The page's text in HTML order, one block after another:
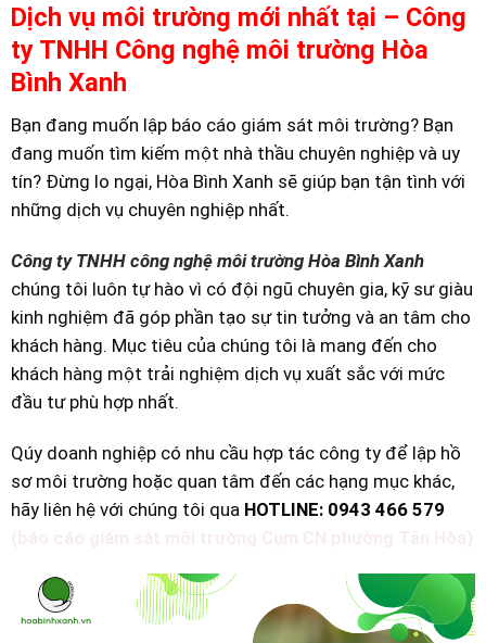
Dịch vụ môi trường mới nhất tại – Công
ty TNHH Công nghệ môi trường Hòa
Bình Xanh
Bạn đang muốn lập báo cáo giám sát môi trường? Bạn
đang muốn tìm kiếm một nhà thầu chuyên nghiệp và uy
tín? Đừng lo ngại, Hòa Bình Xanh sẽ giúp bạn tận tình với
những dịch vụ chuyên nghiệp nhất.
Công ty TNHH công nghệ môi trường Hòa Bình Xanh
chúng tôi luôn tự hào vì có đội ngũ chuyên gia, kỹ sư giàu
kinh nghiệm đã góp phần tạo sự tin tưởng và an tâm cho
khách hàng. Mục tiêu của chúng tôi là mang đến cho
khách hàng một trải nghiệm dịch vụ xuất sắc với mức
đầu tư phù hợp nhất.
Qúy doanh nghiệp có nhu cầu hợp tác công ty để lập hồ
sơ môi trường hoặc quan tâm đến các hạng mục khác,
hãy liên hệ với chúng tôi qua HOTLINE: 0943 466 579